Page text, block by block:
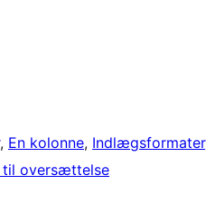
, En kolonne, Indlægsformater
til oversættelse